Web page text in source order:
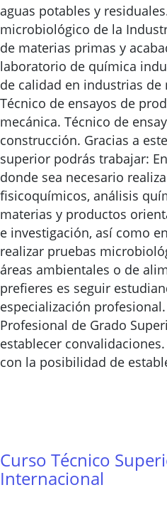
aguas potables y
microbiológico de la
de materias primas y
laboratorio de química
de calidad en industrias
Técnico de ensayos de
mecánica. Técnico de
construcción. Gracias a
superior podrás trabajar:
donde sea necesario
fisicoquímicos, análisis
materias y productos
e investigación, así como
realizar pruebas
áreas ambientales o de
prefieres es seguir
especialización
Profesional de Grado
establecer
con la posibilidad de
Curso Técnico
Internacional